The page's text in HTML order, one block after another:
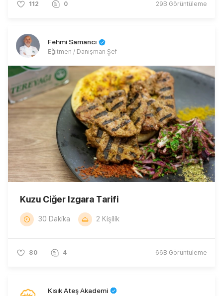
112 0 29B Görüntüleme
Fehmi Samancı
Eğitmen / Danışman Şef
Kuzu Ciğer Izgara Tarifi
30 Dakika 2 Kişilik
80 4 66B Görüntüleme
Kısık Ateş Akademi